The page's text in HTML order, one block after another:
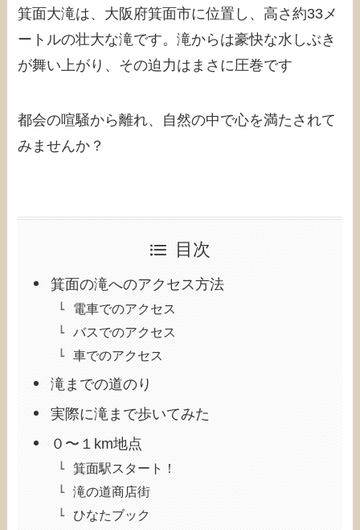
箕面大滝は、大阪府箕面市に位置し、高さ約33メ
ートルの壮大な滝です。滝からは豪快な水しぶき
が舞い上がり、その迫力はまさに圧巻です
都会の喧騒から離れ、自然の中で心を満たされて
みませんか？
目次
箕面の滝へのアクセス方法
電車でのアクセス
バスでのアクセス
車でのアクセス
滝までの道のり
実際に滝まで歩いてみた
０〜１km地点
箕面駅スタート！
滝の道商店街
ひなたブック